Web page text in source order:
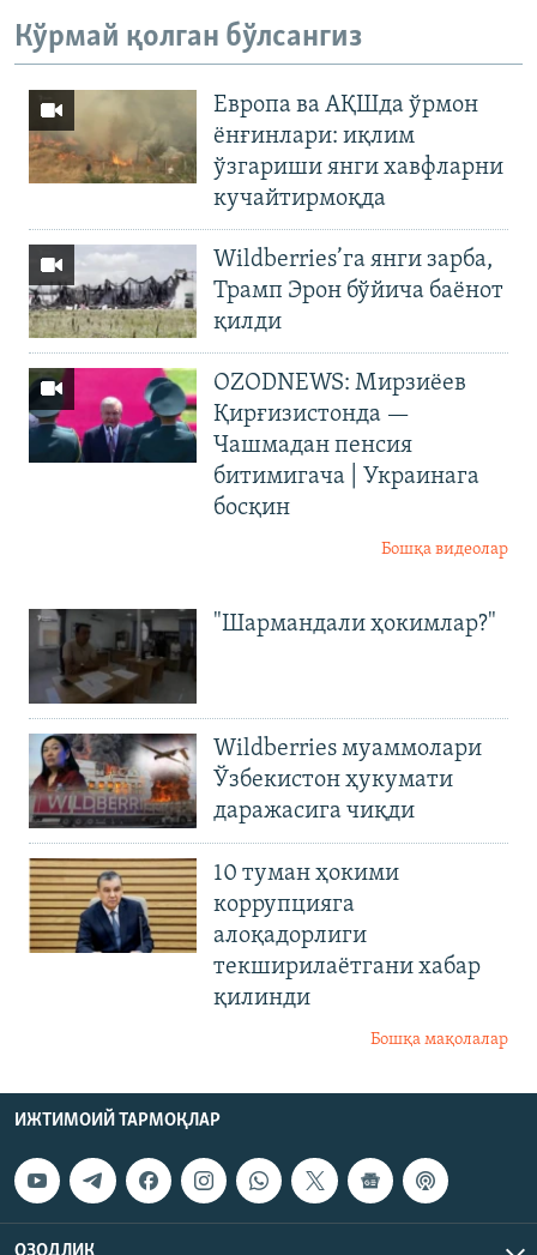
Кўрмай қолган бўлсангиз
Европа ва АҚШда ўрмон
ёнғинлари: иқлим
ўзгариши янги хавфларни
кучайтирмоқда
Wildberries’га янги зарба,
Трамп Эрон бўйича баёнот
қилди
OZODNEWS: Мирзиёев
Қирғизистонда —
Чашмадан пенсия
битимигача | Украинага
босқин
Бошқа видеолар
"Шармандали ҳокимлар?"
Wildberries муаммолари
Ўзбекистон ҳукумати
даражасига чиқди
10 туман ҳокими
коррупцияга
алоқадорлиги
текширилаётгани хабар
қилинди
Бошқа мақолалар
ИЖТИМОИЙ ТАРМОҚЛАР